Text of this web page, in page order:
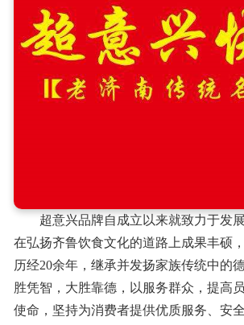
超意兴品牌自成立以来就致力于发
在弘扬齐鲁饮食文化的道路上成果丰硕
历经20余年，继承并发扬家族传统中的
胜凭智，大胜靠德，以服务群众，提高
使命，坚持为消费者提供优质服务、安